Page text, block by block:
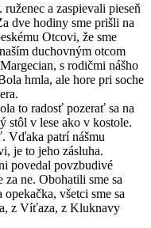
a zaspievali pieseň
dve hodiny sme prišli na
Otcovi, že sme
duchovným otcom
s rodičmi nášho
hmla, ale hore pri soche
to radosť pozerať sa na
stôl v lese ako v kostole.
Vďaka patrí nášmu
je to jeho zásluha.
povedal povzbudivé
za ne. Obohatili sme sa
všetci sme sa
z Víťaza, z Kluknavy